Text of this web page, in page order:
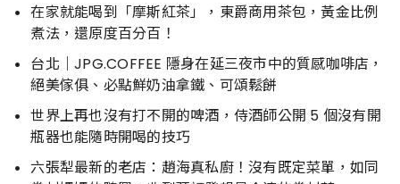
在家就能喝到「摩斯紅茶」，東爵商用茶包，黃金比例
煮法，還原度百分百！
台北｜JPG.COFFEE 隱身在延三夜市中的質感咖啡店，
絕美傢俱、必點鮮奶油拿鐵、可頌鬆餅
世界上再也沒有打不開的啤酒，侍酒師公開 5 個沒有開
瓶器也能隨時開喝的技巧
六張犁最新的老店：趙海真私廚！沒有既定菜單，如同